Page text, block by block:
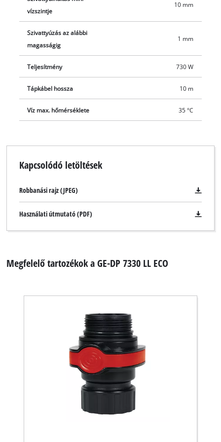
praktikus, ergonomikus kialakítású fogantyú segítségével ez a
2 az 1-ben kombinált szivattyú bárhol egyszerűen
használható.
vízszintje
10 mm
Szivattyúzás az alábbi
magasságig
1 mm
Teljesítmény 730 W
Tápkábel hossza 10 m
Víz max. hőmérséklete 35 °C
Kapcsolódó letöltések
Robbanási rajz (JPEG)
Használati útmutató (PDF)
Megfelelő tartozékok a GE-DP 7330 LL ECO